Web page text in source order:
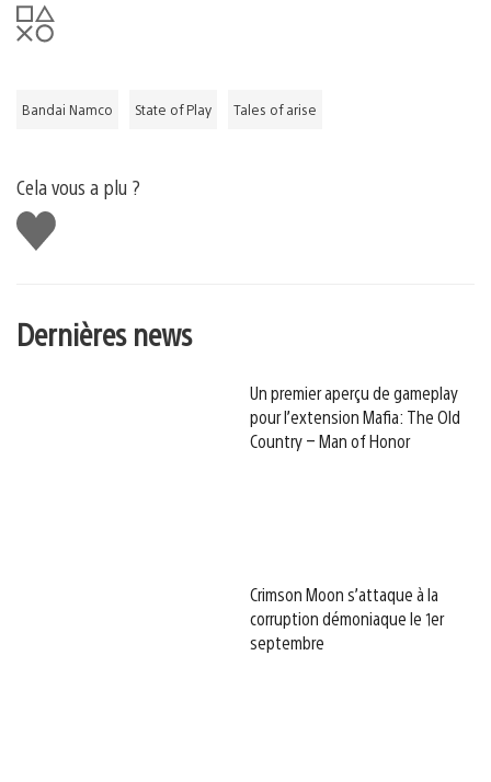
Bandai Namco State of Play Tales of arise
Cela vous a plu ?
J'aime
Dernières news
Un premier aperçu de gameplay
pour l’extension Mafia: The Old
Country – Man of Honor
Crimson Moon s’attaque à la
corruption démoniaque le 1er
septembre